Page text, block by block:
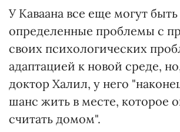
У Каваана все еще могут быть
определенные проблемы с
своих психологических
адаптацией к новой среде,
доктор Халил, у него
шанс жить в месте, которое
считать домом".